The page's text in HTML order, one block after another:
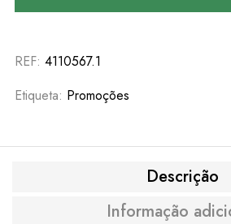
REF: 4110567.1
Etiqueta: Promoções
Descrição
Informação